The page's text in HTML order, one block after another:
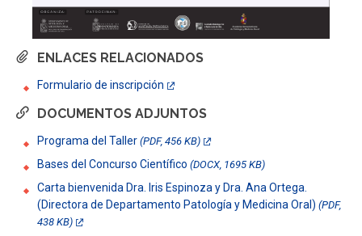
ENLACES RELACIONADOS
Formulario de inscripción
DOCUMENTOS ADJUNTOS
Programa del Taller (PDF, 456 KB)
Bases del Concurso Científico (DOCX, 1695 KB)
Carta bienvenida Dra. Iris Espinoza y Dra. Ana Ortega.
(Directora de Departamento Patología y Medicina Oral) (PDF,
438 KB)